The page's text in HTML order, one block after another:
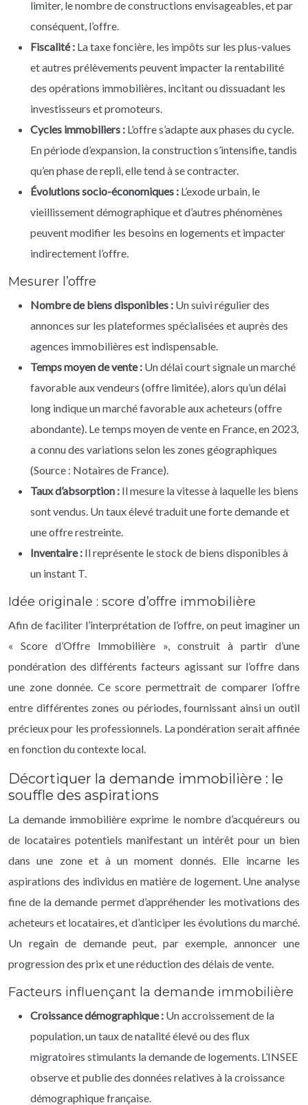
limiter, le nombre de constructions envisageables, et par
conséquent, l’offre.
Fiscalité : La taxe foncière, les impôts sur les plus-values
et autres prélèvements peuvent impacter la rentabilité
des opérations immobilières, incitant ou dissuadant les
investisseurs et promoteurs.
Cycles immobiliers : L’offre s’adapte aux phases du cycle.
En période d’expansion, la construction s’intensifie, tandis
qu’en phase de repli, elle tend à se contracter.
Évolutions socio-économiques : L’exode urbain, le
vieillissement démographique et d’autres phénomènes
peuvent modifier les besoins en logements et impacter
indirectement l’offre.
Mesurer l’offre
Nombre de biens disponibles : Un suivi régulier des
annonces sur les plateformes spécialisées et auprès des
agences immobilières est indispensable.
Temps moyen de vente : Un délai court signale un marché
favorable aux vendeurs (offre limitée), alors qu’un délai
long indique un marché favorable aux acheteurs (offre
abondante). Le temps moyen de vente en France, en 2023,
a connu des variations selon les zones géographiques
(Source : Notaires de France).
Taux d’absorption : Il mesure la vitesse à laquelle les biens
sont vendus. Un taux élevé traduit une forte demande et
une offre restreinte.
Inventaire : Il représente le stock de biens disponibles à
un instant T.
Idée originale : score d’offre immobilière
Afin de faciliter l’interprétation de l’offre, on peut imaginer un
« Score d’Offre Immobilière », construit à partir d’une
pondération des différents facteurs agissant sur l’offre dans
une zone donnée. Ce score permettrait de comparer l’offre
entre différentes zones ou périodes, fournissant ainsi un outil
précieux pour les professionnels. La pondération serait affinée
en fonction du contexte local.
Décortiquer la demande immobilière : le
souffle des aspirations
La demande immobilière exprime le nombre d’acquéreurs ou
de locataires potentiels manifestant un intérêt pour un bien
dans une zone et à un moment donnés. Elle incarne les
aspirations des individus en matière de logement. Une analyse
fine de la demande permet d’appréhender les motivations des
acheteurs et locataires, et d’anticiper les évolutions du marché.
Un regain de demande peut, par exemple, annoncer une
progression des prix et une réduction des délais de vente.
Facteurs influençant la demande immobilière
Croissance démographique : Un accroissement de la
population, un taux de natalité élevé ou des flux
migratoires stimulants la demande de logements. L’INSEE
observe et publie des données relatives à la croissance
démographique française.